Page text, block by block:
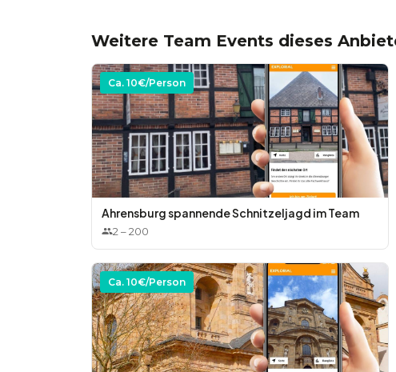
Weitere Team Events dieses
Ca. 10€/Person
Ahrensburg spannende Schnitzeljagd im Team
2 –200
Ca. 10€/Person